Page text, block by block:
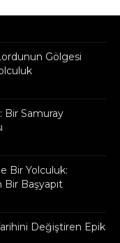
Gölgesi
Bir Samuray
Bir Yolculuk:
Bir Başyapıt
Değiştiren Epik